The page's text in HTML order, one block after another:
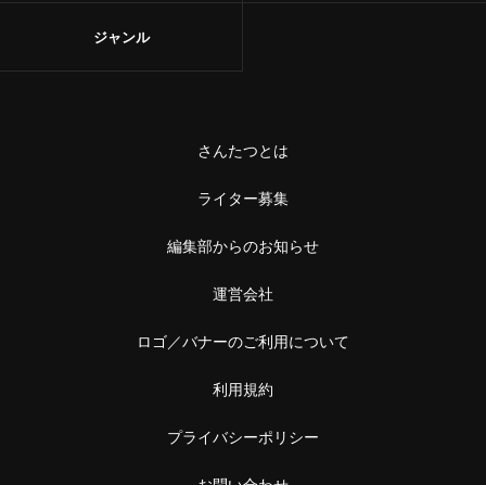
ジャンル
さんたつとは
ライター募集
編集部からのお知らせ
運営会社
ロゴ／バナーのご利用について
利用規約
プライバシーポリシー